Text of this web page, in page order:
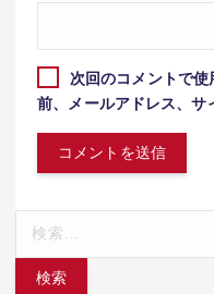
次回のコメントで
前、メールアドレス、サ